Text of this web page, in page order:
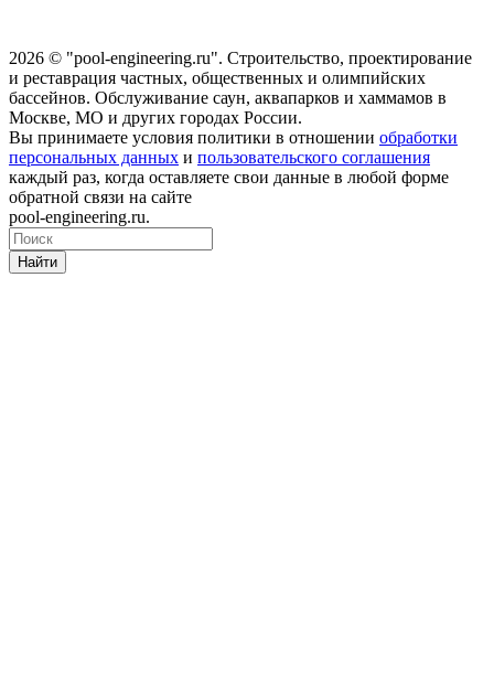
2026 © "pool-engineering.ru". Cтроительство, проектирование
и реставрация частных, общественных и олимпийских
бассейнов. Обслуживание саун, аквапарков и хаммамов в
Москве, МО и других городах России.
Вы принимаете условия политики в отношении обработки
персональных данных и пользовательского соглашения
каждый раз, когда оставляете свои данные в любой форме
обратной связи на сайте
pool-engineering.ru.
Найти